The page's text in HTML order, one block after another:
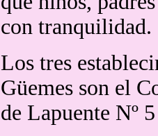
con tranquilidad.
Los tres
Güemes son el
de Lapuente Nº